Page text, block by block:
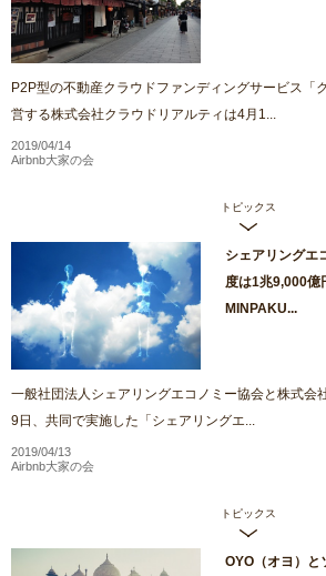
P2P型の不動産クラウドファンディングサービス「
営する株式会社クラウドリアルティは4月1...
2019/04/14
Airbnb大家の会
トピックス
シェアリングエ
度は1兆9,000億
MINPAKU...
一般社団法人シェアリングエコノミー協会と株式会
9日、共同で実施した「シェアリングエ...
2019/04/13
Airbnb大家の会
トピックス
OYO（オヨ）と